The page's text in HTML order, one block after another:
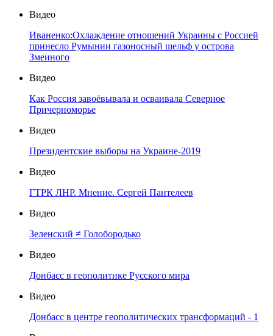
Видео
Иваненко:Охлаждение отношений Украины с Россией
принесло Румынии газоносный шельф у острова
Змеиного
Видео
Как Россия завоёвывала и осваивала Северное
Причерноморье
Видео
Президентские выборы на Украине-2019
Видео
ГТРК ЛНР. Мнение. Сергей Пантелеев
Видео
Зеленский ≠ Голобородько
Видео
Донбасс в геополитике Русского мира
Видео
Донбасс в центре геополитических трансформаций - 1